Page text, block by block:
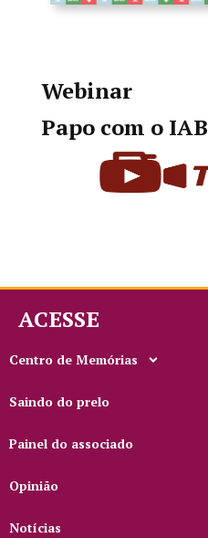
Webinar
Papo com o IAB
ACESSE
Centro de Memórias
Saindo do prelo
Painel do associado
Opinião
Notícias